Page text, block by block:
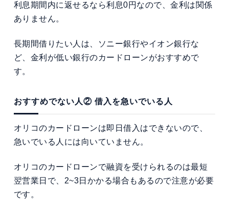
利息期間内に返せるなら利息0円なので、金利は関係
ありません。
長期間借りたい人は、ソニー銀行やイオン銀行な
ど、金利が低い銀行のカードローンがおすすめで
す。
おすすめでない人② 借入を急いでいる人
オリコのカードローンは即日借入はできないので、
急いでいる人には向いていません。
オリコのカードローンで融資を受けられるのは最短
翌営業日で、2~3日かかる場合もあるので注意が必要
です。